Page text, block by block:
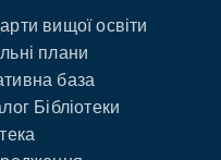
вищої освіти
плани
база
Бібліотеки